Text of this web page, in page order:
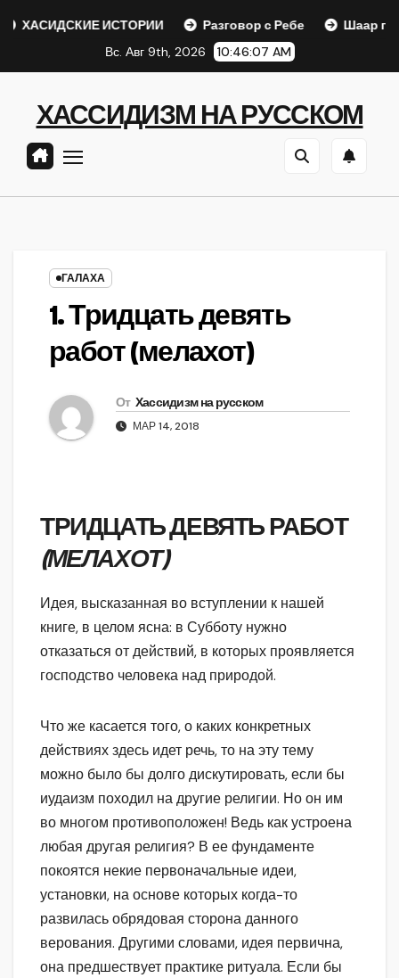
ИСТОРИИ Разговор с Ребе
Шаар гайихуд гл.
Вс. Авг 9th, 2026
10:46:08 AM
ХАССИДИЗМ НА РУССКОМ
ГАЛАХА
1. Тридцать девять
работ (мелахот)
От Хассидизм на русском
МАР 14, 2018
ТРИДЦАТЬ ДЕВЯТЬ РАБОТ
(МЕЛАХОТ)
Идея, высказанная во вступлении к нашей
книге, в целом ясна: в Субботу нужно
отказаться от действий, в которых проявляется
господство человека над природой.
Что же касается того, о каких конкретных
действиях здесь идет речь, то на эту тему
можно было бы долго дискутировать, если бы
иудаизм походил на другие религии. Но он им
во многом противоположен! Ведь как устроена
любая другая религия? В ее фундаменте
покоятся некие первоначальные идеи,
установки, на основе которых когда-то
развилась обрядовая сторона данного
верования. Другими словами, идея первична,
она предшествует практике ритуала. Если бы